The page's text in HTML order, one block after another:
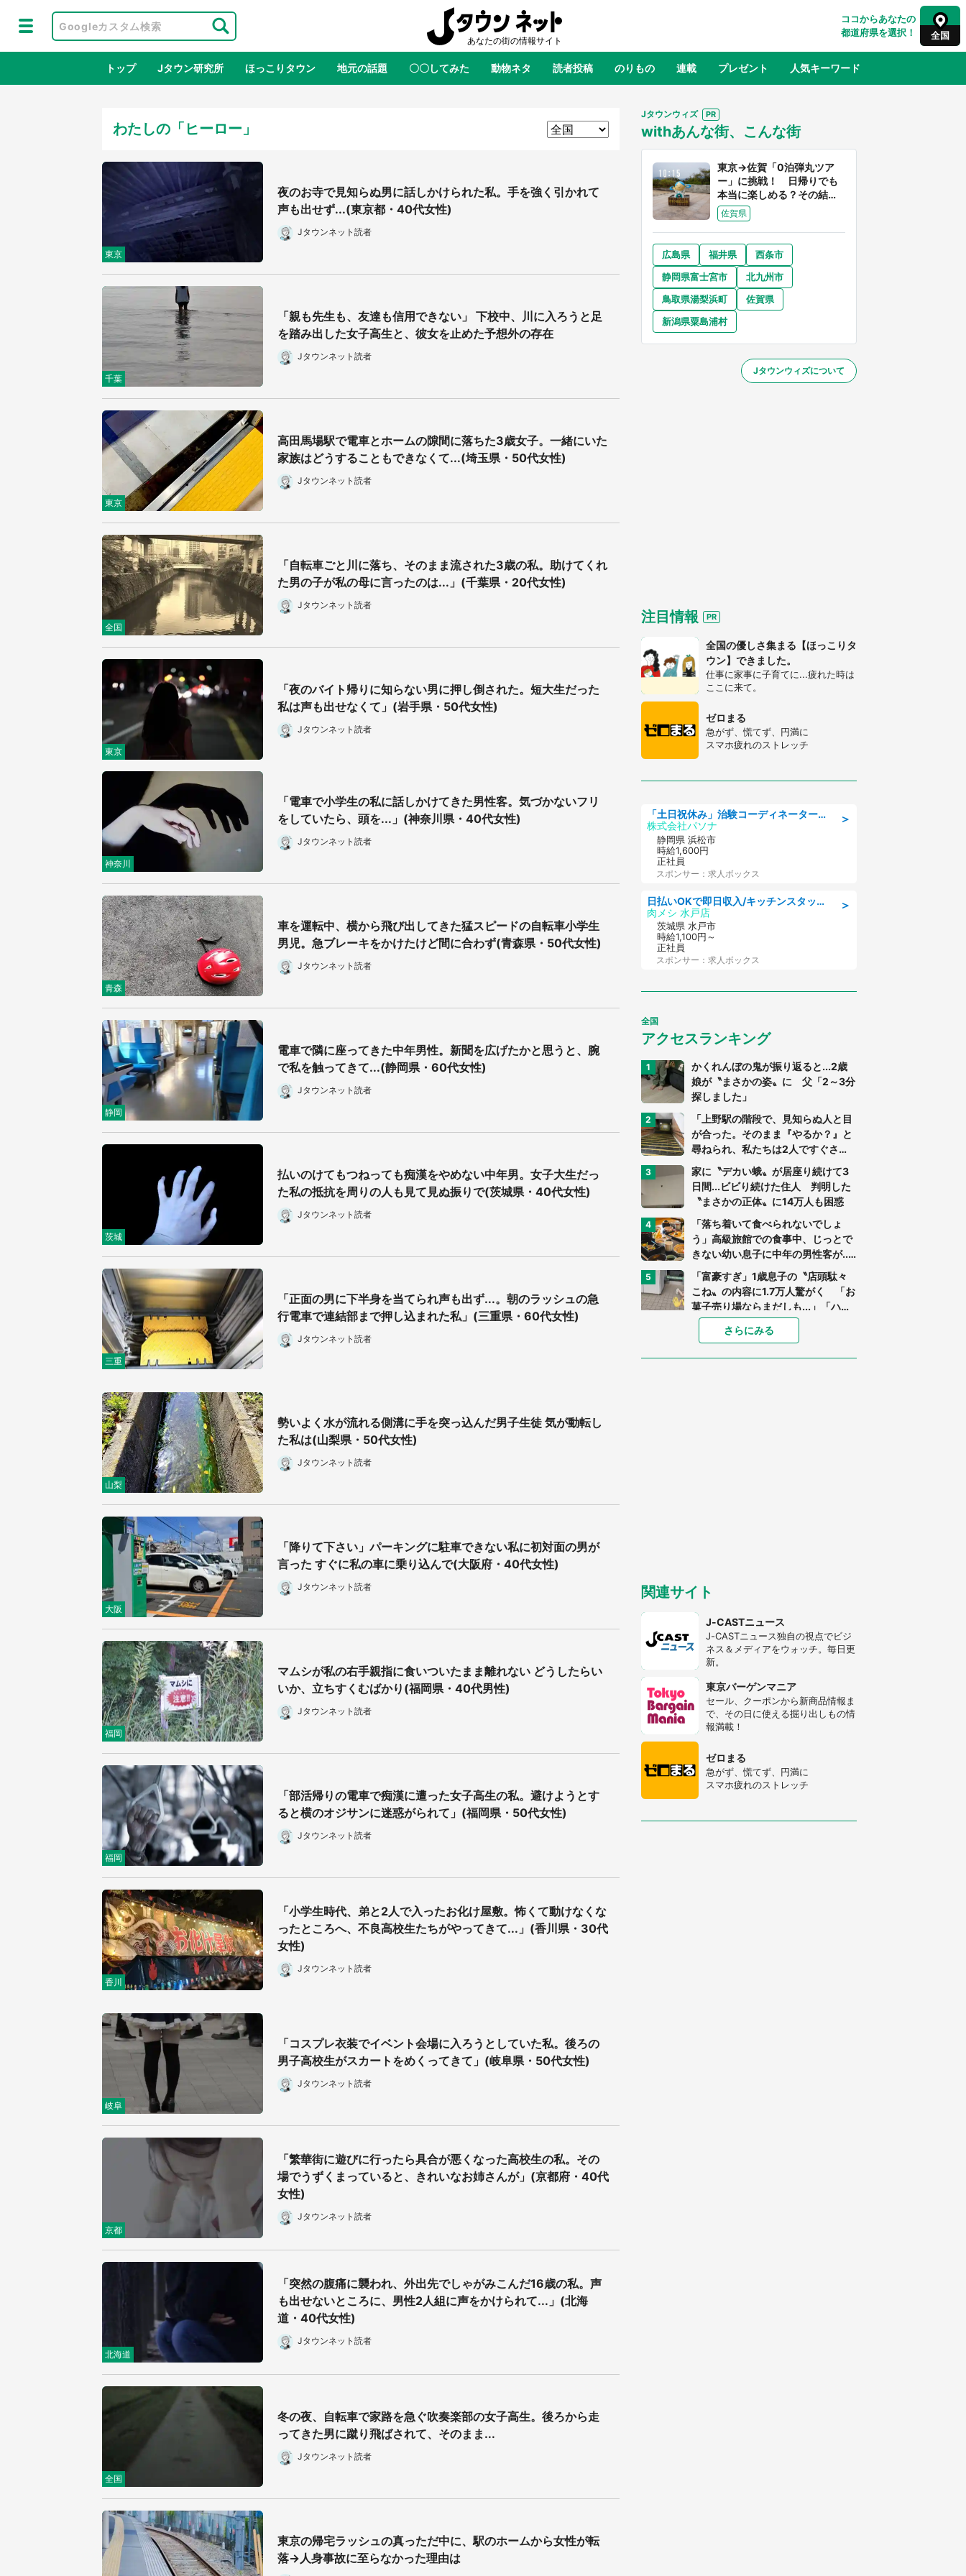
ココからあなたの
都道府県を選択！
全国
全国 全国
岩手 宮城 山形 福島
千葉 東京 神奈川
甲信越 新潟 山梨 長野
東海
奈良 和歌山
山口
四国 徳島 香川
九州 福岡 佐賀 大分 宮崎
トップ Jタウン研究所 ほっこりタウン 地元の話題 〇〇してみた 動物ネタ 読者投稿 のりもの 連載 プレゼント 人気キーワード
物語がはじまる町へ ふるさと納税
ラプラス・ダークネスが栃木県を征
服！？ 県公式プロモ動画で「聖地」
が生産されてます【7／31～1／31】
ラボ、本邦初公開の「猫猫像」も【8
／1～10／26】
舗「鐘崎」コラボで限定グッズも【8
／1～31】
『小林さんちのメイドラゴン』と舞台
のモデル・越谷がコラボ 田んぼアー
トの見頃にあわせて企画続々【7／31
～】
わたしの「ヒーロー」
東京
夜のお寺で見知らぬ男に話しかけられた私。手を強く引かれて
声も出せず...(東京都・40代女性)
Jタウンネット読者
千葉
「親も先生も、友達も信用できない」 下校中、川に入ろうと足
を踏み出した女子高生と、彼女を止めた予想外の存在
Jタウンネット読者
東京
高田馬場駅で電車とホームの隙間に落ちた3歳女子。一緒にいた
家族はどうすることもできなくて...(埼玉県・50代女性)
Jタウンネット読者
全国
「自転車ごと川に落ち、そのまま流された3歳の私。助けてくれ
た男の子が私の母に言ったのは...」(千葉県・20代女性)
Jタウンネット読者
東京
「夜のバイト帰りに知らない男に押し倒された。短大生だった
私は声も出せなくて」(岩手県・50代女性)
Jタウンネット読者
神奈川
「電車で小学生の私に話しかけてきた男性客。気づかないフリ
をしていたら、頭を...」(神奈川県・40代女性)
Jタウンネット読者
青森
車を運転中、横から飛び出してきた猛スピードの自転車小学生
男児。急ブレーキをかけたけど間に合わず(青森県・50代女性)
Jタウンネット読者
静岡
電車で隣に座ってきた中年男性。新聞を広げたかと思うと、腕
で私を触ってきて...(静岡県・60代女性)
Jタウンネット読者
茨城
払いのけてもつねっても痴漢をやめない中年男。女子大生だっ
た私の抵抗を周りの人も見て見ぬ振りで(茨城県・40代女性)
Jタウンネット読者
三重
「正面の男に下半身を当てられ声も出ず...。朝のラッシュの急
行電車で連結部まで押し込まれた私」(三重県・60代女性)
Jタウンネット読者
山梨
勢いよく水が流れる側溝に手を突っ込んだ男子生徒 気が動転し
た私は(山梨県・50代女性)
Jタウンネット読者
大阪
「降りて下さい」パーキングに駐車できない私に初対面の男が
言った すぐに私の車に乗り込んで(大阪府・40代女性)
Jタウンネット読者
福岡
マムシが私の右手親指に食いついたまま離れない どうしたらい
いか、立ちすくむばかり(福岡県・40代男性)
Jタウンネット読者
福岡
「部活帰りの電車で痴漢に遭った女子高生の私。避けようとす
ると横のオジサンに迷惑がられて」(福岡県・50代女性)
Jタウンネット読者
香川
「小学生時代、弟と2人で入ったお化け屋敷。怖くて動けなくな
ったところへ、不良高校生たちがやってきて...」(香川県・30代
女性)
Jタウンネット読者
岐阜
「コスプレ衣装でイベント会場に入ろうとしていた私。後ろの
男子高校生がスカートをめくってきて」(岐阜県・50代女性)
Jタウンネット読者
京都
「繁華街に遊びに行ったら具合が悪くなった高校生の私。その
場でうずくまっていると、きれいなお姉さんが」(京都府・40代
女性)
Jタウンネット読者
北海道
「突然の腹痛に襲われ、外出先でしゃがみこんだ16歳の私。声
も出せないところに、男性2人組に声をかけられて...」(北海
道・40代女性)
Jタウンネット読者
全国
冬の夜、自転車で家路を急ぐ吹奏楽部の女子高生。後ろから走
ってきた男に蹴り飛ばされて、そのまま...
Jタウンネット読者
東京の帰宅ラッシュの真っただ中に、駅のホームから女性が転
落→人身事故に至らなかった理由は
Jタウンウィズ
withあんな街、こんな街
東京→佐賀「0泊弾丸ツア
ー」に挑戦！ 日帰りでも
本当に楽しめる？その結果
は...
佐賀県
広島県 福井県
西条市
静岡県富士宮市
北九州市
鳥取県湯梨浜町
佐賀県
新潟県粟島浦村
Jタウンウィズについて
注目情報
全国の優しさ集まる【ほっこりタ
ウン】できました。
仕事に家事に子育てに...疲れた時は
ここに来て。
ゼロまる
急がず、慌てず、円満に
スマホ疲れのストレッチ
＞
「土日祝休み」治験コーディネーターのお仕事/未経験OK
株式会社パソナ
静岡県 浜松市
時給1,600円
正社員
スポンサー：求人ボックス
＞
日払いOKで即日収入/キッチンスタッフ/デリバリー業務など、自己成長可能な幅広い仕事に挑戦!髪型自由&ピアス・ネイルOK/茨城県/水戸市
肉メシ 水戸店
茨城県 水戸市
時給1,100円～
正社員
スポンサー：求人ボックス
全国
アクセスランキング
かくれんぼの鬼が振り返ると...2歳
娘が〝まさかの姿〟に 父「2～3分
探しました」
「上野駅の階段で、見知らぬ人と目
が合った。そのまま『やるか？』と
尋ねられ、私たちは2人ですぐさ
ま...」（茨城県・70代男性）
家に〝デカい蛾〟が居座り続けて3
日間...ビビり続けた住人 判明した
〝まさかの正体〟に14万人も困惑
「落ち着いて食べられないでしょ
う」高級旅館での食事中、じっとで
きない幼い息子に中年の男性客が...
（東京都・40代男性）
「富豪すぎ」1歳息子の〝店頭駄々
こね〟の内容に1.7万人驚がく 「お
菓子売り場ならまだしも...」「ハー
ドル高い」
「閉所恐怖症の私は新幹線で大パニ
ック。隣席の青年に『手を繋いで』
とお願いしたら...」 体験談に8万
県・30代女性）
さらにみる
関連サイト
J-CASTニュース
J-CASTニュース独自の視点でビジ
ネス＆メディアをウォッチ。毎日更
新。
東京バーゲンマニア
セール、クーポンから新商品情報ま
で、その日に使える掘り出しもの情
報満載！
ゼロまる
急がず、慌てず、円満に
スマホ疲れのストレッチ